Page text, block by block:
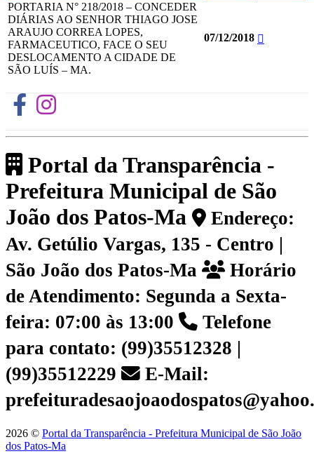
PORTARIA N° 218/2018 – CONCEDER
DIÁRIAS AO SENHOR THIAGO JOSE
ARAUJO CORREA LOPES,
FARMACEUTICO, FACE O SEU
DESLOCAMENTO A CIDADE DE
SÃO LUÍS – MA.
07/12/2018
Portal da Transparência -
Prefeitura Municipal de São
João dos Patos-Ma
Endereço:
Av. Getúlio Vargas, 135 - Centro |
São João dos Patos-Ma
Horário
de Atendimento: Segunda a Sexta-
feira: 07:00 às 13:00
Telefone
para contato: (99)35512328 |
(99)35512229
E-Mail:
2026 © Portal da Transparência - Prefeitura Municipal de São João
dos Patos-Ma